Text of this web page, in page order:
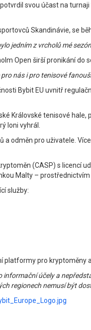
svou účast na
Skandinávie, se
jedním z vrcholů mé
Open širší pronikání
nás i pro tenisové
Bybit EU uvnitř
Královské tenisové
loni vyhrál.
a odměn pro uživatele.
(CASP) s licencí
Malty –
služby:
platformy pro kryptoměny
účely a
regionech nemusí být